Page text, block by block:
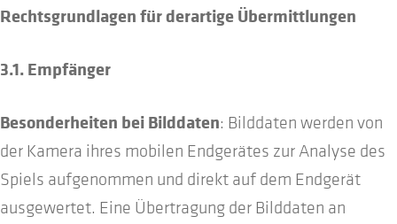
Rechtsgrundlagen für derartige Übermittlungen
3.1. Empfänger
Besonderheiten bei Bilddaten: Bilddaten werden von
der Kamera ihres mobilen Endgerätes zur Analyse des
Spiels aufgenommen und direkt auf dem Endgerät
ausgewertet. Eine Übertragung der Bilddaten an